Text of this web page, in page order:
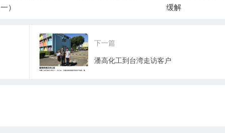
进展
下一篇
潘高化工到台湾走访客户